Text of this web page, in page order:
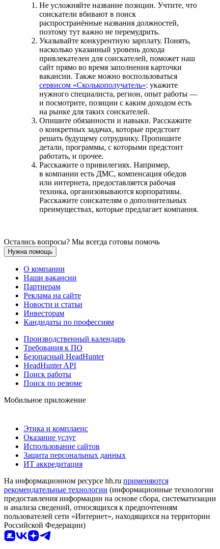
Не усложняйте название позиции. Учтите, что
соискатели вбивают в поиск
распространённые названия должностей,
поэтому тут важно не перемудрить.
Указывайте конкурентную зарплату. Понять,
насколько указанный уровень дохода
привлекателен для соискателей, поможет наш
сайт прямо во время заполнения карточки
вакансии. Также можно воспользоваться
сервисом «Сколькополучатель»: укажите
нужного специалиста, регион, опыт работы —
и посмотрите, позиции с каким доходом есть
на рынке для таких соискателей.
Опишите обязанности и навыки. Расскажите
о конкретных задачах, которые предстоит
решать будущему сотруднику. Пропишите
детали, программы, с которыми предстоит
работать, и прочее.
Расскажите о привилегиях. Например,
в компании есть ДМС, компенсация обедов
или интернета, предоставляется рабочая
техника, организовываются корпоративы.
Расскажите соискателям о дополнительных
преимуществах, которые предлагает компания.
Остались вопросы? Мы всегда готовы помочь
Нужна помощь
О компании
Наши вакансии
Партнерам
Реклама на сайте
Новости и статьи
Инвесторам
Кандидаты по профессиям
Производственный календарь
Требования к ПО
Безопасный HeadHunter
HeadHunter API
Поиск работы
Поиск по резюме
Мобильное приложение
Этика и комплаенс
Оказание услуг
Использование сайтов
Защита персональных данных
ИТ аккредитация
На информационном ресурсе hh.ru применяются
рекомендательные технологии (информационные технологии
предоставления информации на основе сбора, систематизации
и анализа сведений, относящихся к предпочтениям
пользователей сети «Интернет», находящихся на территории
Российской Федерации)